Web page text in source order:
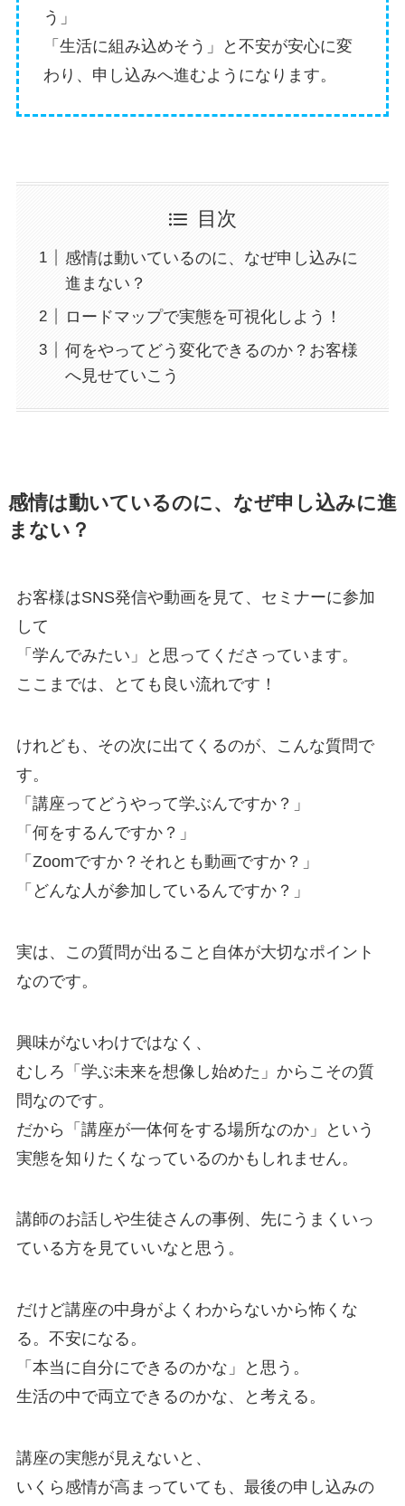
う」
「生活に組み込めそう」と不安が安心に変
わり、申し込みへ進むようになります。
目次
感情は動いているのに、なぜ申し込みに
進まない？
ロードマップで実態を可視化しよう！
何をやってどう変化できるのか？お客様
へ見せていこう
感情は動いているのに、なぜ申し込みに進
まない？
お客様はSNS発信や動画を見て、セミナーに参加
して
「学んでみたい」と思ってくださっています。
ここまでは、とても良い流れです！
けれども、その次に出てくるのが、こんな質問で
す。
「講座ってどうやって学ぶんですか？」
「何をするんですか？」
「Zoomですか？それとも動画ですか？」
「どんな人が参加しているんですか？」
実は、この質問が出ること自体が大切なポイント
なのです。
興味がないわけではなく、
むしろ「学ぶ未来を想像し始めた」からこその質
問なのです。
だから「講座が一体何をする場所なのか」という
実態を知りたくなっているのかもしれません。
講師のお話しや生徒さんの事例、先にうまくいっ
ている方を見ていいなと思う。
だけど講座の中身がよくわからないから怖くな
る。不安になる。
「本当に自分にできるのかな」と思う。
生活の中で両立できるのかな、と考える。
講座の実態が見えないと、
いくら感情が高まっていても、最後の申し込みの